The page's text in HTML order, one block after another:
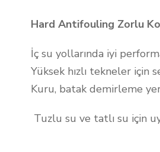
Hard Antifouling Zorlu
İç su yollarında iyi
Yüksek hızlı tekneler
Kuru, batak demirleme
Tuzlu su ve tatlı su için